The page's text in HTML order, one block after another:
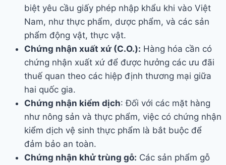
biệt yêu cầu giấy phép nhập khẩu khi vào Việt
Nam, như thực phẩm, dược phẩm, và các sản
phẩm động vật, thực vật.
Chứng nhận xuất xứ (C.O.): Hàng hóa cần có
chứng nhận xuất xứ để được hưởng các ưu đãi
thuế quan theo các hiệp định thương mại giữa
hai quốc gia.
Chứng nhận kiểm dịch: Đối với các mặt hàng
như nông sản và thực phẩm, việc có chứng nhận
kiểm dịch vệ sinh thực phẩm là bắt buộc để
đảm bảo an toàn.
Chứng nhận khử trùng gỗ: Các sản phẩm gỗ